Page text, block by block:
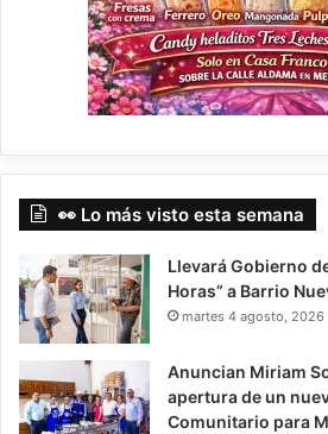
👀 Lo más visto esta semana
Llevará Gobierno
Horas” a Barrio
martes 4 agosto, 2026
Anuncian Miriam
apertura de un
Comunitario para